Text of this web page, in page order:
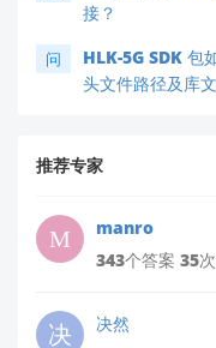
接？
问
HLK-5G SDK 包
头文件路径及库
推荐专家
manro
343个答案 35
决然